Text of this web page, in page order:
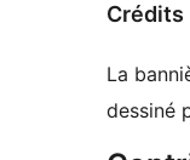
Crédits
La
dessiné